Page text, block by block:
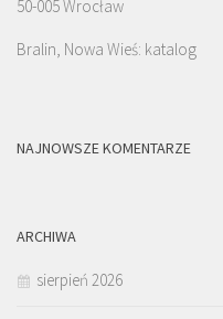
50-005 Wrocław
Bralin, Nowa Wieś: katalog
NAJNOWSZE KOMENTARZE
ARCHIWA
sierpień 2026